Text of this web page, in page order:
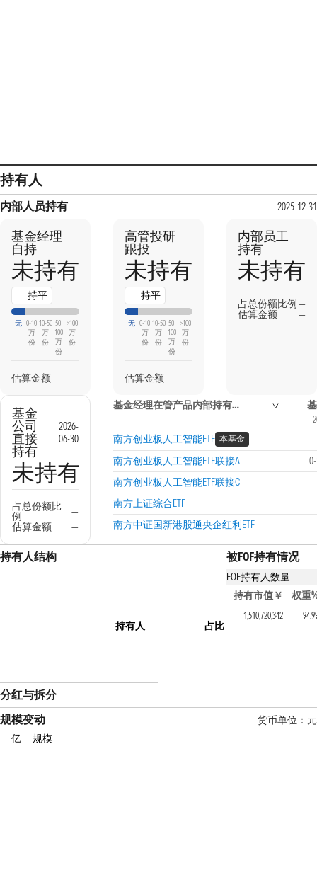
持有人
内部人员持有 2025-12-31
基金经理
自持
未持有
持平
无 0-10
万
份
10-50
万
份
50-
100
万
份
>100
万
份
估算金额 —
高管投研
跟投
未持有
持平
无 0-10
万
份
10-50
万
份
50-
100
万
份
>100
万
份
估算金额 —
内部员工
持有
未持有
占总份额比例—
估算金额
—
基金
公司
直接
持有
2026-
06-30
未持有
占总份额比
例
—
估算金额
—
基金经理在管产品内部持有信息
南方创业板人工智能ETF 本基金
南方创业板人工智能ETF联接A
南方创业板人工智能ETF联接C
南方上证综合ETF
南方中证国新港股通央企红利ETF
持有人结构
持有人 占比
被FOF持有情况
FOF持有人数量
持有该基金的FOF产
持有市值￥ 权重
南方创业板人工智能ETF
1,510,720,342
分红与拆分
规模变动
货币单位：元
亿
规模